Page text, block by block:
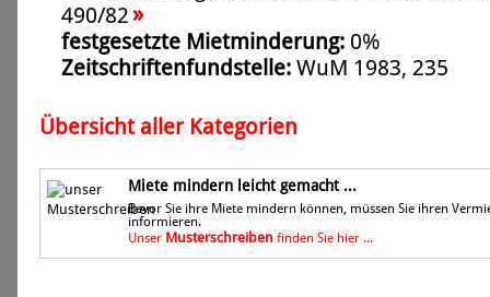
490/82»
festgesetzte Mietminderung: 0%
Zeitschriftenfundstelle: WuM 1983, 235
Übersicht aller Kategorien
Miete mindern leicht gemacht ...
Bevor Sie ihre Miete mindern können, müssen Sie ihren
informieren.
Unser Musterschreiben finden Sie hier ...